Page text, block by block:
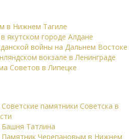
в Нижнем Тагиле
якутском городе Алдане
войны на Дальнем Востоке
вокзале в Ленинграде
Советов в Липецке
Советские памятники Советска в
Башня Татлина
Памятник Черепановым в Нижнем